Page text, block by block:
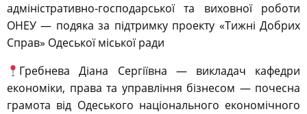
адміністративно-господарської та виховної роботи
ОНЕУ — подяка за підтримку проекту «Тижні Добрих
Справ» Одеської міської ради
Гребнева Діана Сергіївна — викладач кафедри
економіки, права та управління бізнесом — почесна
грамота від Одеського національного економічного